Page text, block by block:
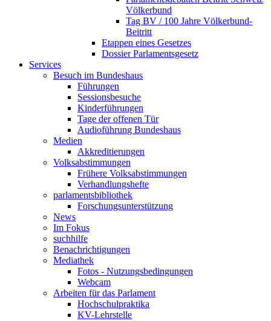
Völkerbund
Tag BV / 100 Jahre Völkerbund-
Beitritt
Etappen eines Gesetzes
Dossier Parlamentsgesetz
Services
Besuch im Bundeshaus
Führungen
Sessionsbesuche
Kinderführungen
Tage der offenen Tür
Audioführung Bundeshaus
Medien
Akkreditierungen
Volksabstimmungen
Frühere Volksabstimmungen
Verhandlungshefte
parlamentsbibliothek
Forschungsunterstützung
News
Im Fokus
suchhilfe
Benachrichtigungen
Mediathek
Fotos - Nutzungsbedingungen
Webcam
Arbeiten für das Parlament
Hochschulpraktika
KV-Lehrstelle